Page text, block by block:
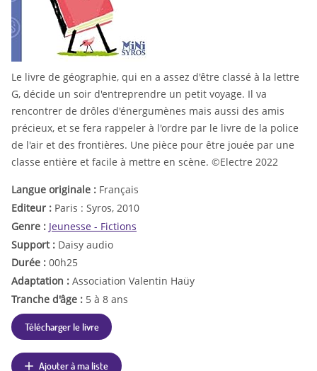
Le livre de géographie, qui en a assez d'être classé à la lettre
G, décide un soir d'entreprendre un petit voyage. Il va
rencontrer de drôles d'énergumènes mais aussi des amis
précieux, et se fera rappeler à l'ordre par le livre de la police
de l'air et des frontières. Une pièce pour être jouée par une
classe entière et facile à mettre en scène. ©Electre 2022
Langue originale : Français
Editeur : Paris : Syros, 2010
Genre : Jeunesse - Fictions
Support : Daisy audio
Durée : 00h25
Adaptation : Association Valentin Haüy
Tranche d'âge : 5 à 8 ans
Télécharger le livre
Ajouter à ma liste